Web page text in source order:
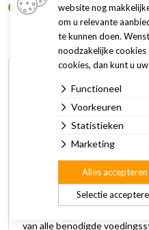
Alleen af te halen in onze
Omschrijving
Havens Gastro+ is een
kenmerken: - Bevat een
bicarbonaat,
probiotica om een optimale
ondersteunen. - Havens
krachtvoer met een hoog
en sporenelementen en
van alle benodigde
website nog
om u relevante
te kunnen doen.
noodzakelijke
cookies, dan kunt u
Functioneel
Voorkeuren
Statistieken
Marketing
Selectie
Alles accepteren